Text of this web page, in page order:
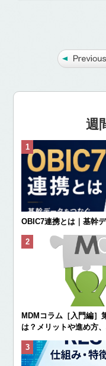
週
OBIC7連携とは｜基幹
MDMコラム［入門編］
は？メリットや進め方